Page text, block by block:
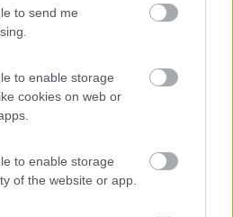
to send me
to enable storage
cookies on web or
to enable storage
of the website or app.
15:43:50